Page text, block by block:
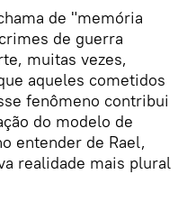
de "memória
de guerra
muitas vezes,
aqueles cometidos
fenômeno contribui
do modelo de
entender de Rael,
realidade mais plural